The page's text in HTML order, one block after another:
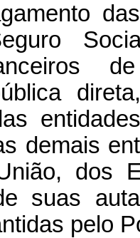
demais
dos
suas
pelo